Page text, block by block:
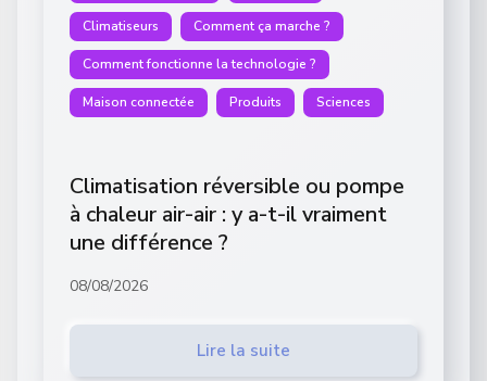
Climatiseurs Comment ça marche ?
Comment fonctionne la technologie ?
Maison connectée Produits Sciences
Climatisation réversible ou pompe
à chaleur air-air : y a-t-il vraiment
une différence ?
08/08/2026
Lire la suite